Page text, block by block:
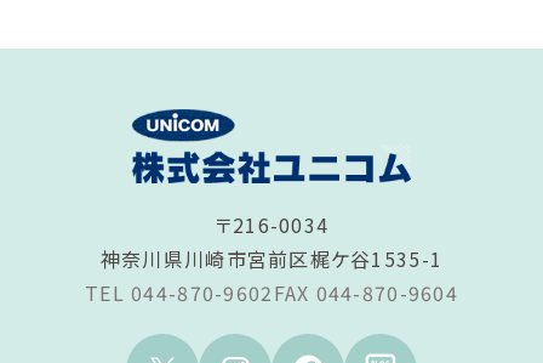
〒216-0034
神奈川県川崎市宮前区梶ケ谷1535-1
TEL 044-870-9602FAX 044-870-9604